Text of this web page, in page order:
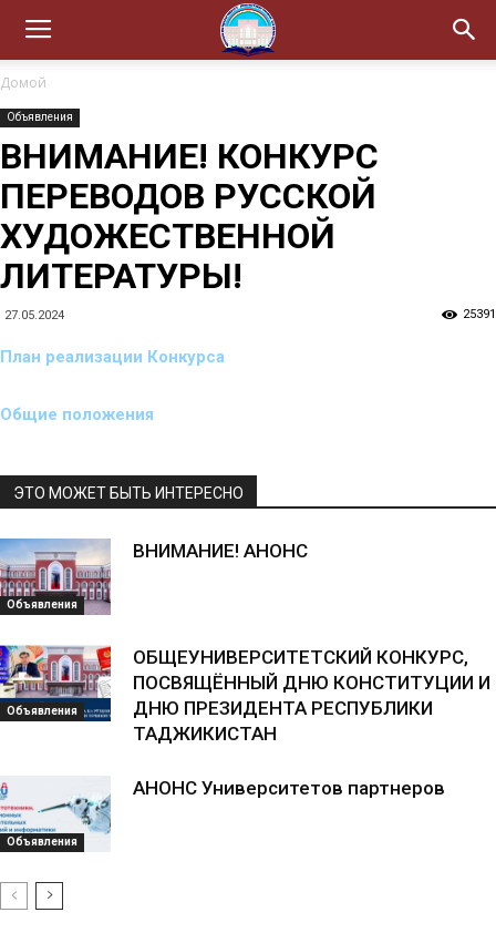
Домой
Объявления
ВНИМАНИЕ! КОНКУРС
ПЕРЕВОДОВ РУССКОЙ
ХУДОЖЕСТВЕННОЙ
ЛИТЕРАТУРЫ!
27.05.2024 25391
План реализации Конкурса
Общие положения
ЭТО МОЖЕТ БЫТЬ ИНТЕРЕСНО
Объявления
ВНИМАНИЕ! АНОНС
Объявления
ОБЩЕУНИВЕРСИТЕТСКИЙ КОНКУРС,
ПОСВЯЩЁННЫЙ ДНЮ КОНСТИТУЦИИ И
ДНЮ ПРЕЗИДЕНТА РЕСПУБЛИКИ
ТАДЖИКИСТАН
Объявления
АНОНС Университетов партнеров